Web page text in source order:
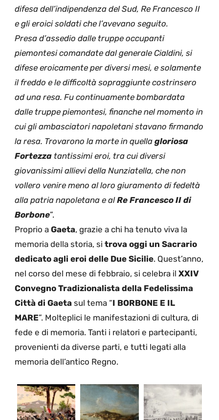
difesa dell’indipendenza del Sud, Re Francesco II
e gli eroici soldati che l’avevano seguito.
Presa d’assedio dalle truppe occupanti
piemontesi comandate dal generale Cialdini, si
difese eroicamente per diversi mesi, e solamente
il freddo e le difficoltà sopraggiunte costrinsero
ad una resa. Fu continuamente bombardata
dalle truppe piemontesi, finanche nel momento in
cui gli ambasciatori napoletani stavano firmando
la resa. Trovarono la morte in quella gloriosa
Fortezza tantissimi eroi, tra cui diversi
giovanissimi allievi della Nunziatella, che non
vollero venire meno al loro giuramento di fedeltà
alla patria napoletana e alRe Francesco II di
Borbone”.
Proprio a Gaeta, grazie a chi ha tenuto viva la
memoria della storia, si trova oggi un Sacrario
dedicato agli eroi delle Due Sicilie. Quest’anno,
nel corso del mese di febbraio, si celebra il XXIV
Convegno Tradizionalista della Fedelissima
Città di Gaeta sul tema “I BORBONE E IL
MARE”. Molteplici le manifestazioni di cultura, di
fede e di memoria. Tanti i relatori e partecipanti,
provenienti da diverse parti, e tutti legati alla
memoria dell’antico Regno.